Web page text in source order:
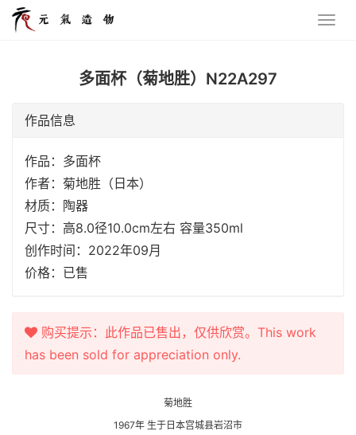
多面杯（菊地胜）N22A297
作品信息
作品：多面杯
作者：菊地胜（日本）
材质：陶器
尺寸：高8.0径10.0cm左右 容量350ml
创作时间：2022年09月
价格：已售
购买提示：此作品已售出，仅供欣赏。This work
has been sold for appreciation only.
菊地胜
1967年 生于日本宫城县岩沼市